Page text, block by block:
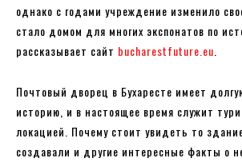
однако с годами учреждение изменило
стало домом для многих экспонатов по
рассказывает сайт bucharestfuture.eu
Почтовый дворец в Бухаресте имеет
историю, и в настоящее время служит
локацией. Почему стоит увидеть то
создавали и другие интересные факты о